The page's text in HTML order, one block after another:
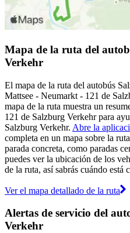
Mapa de la ruta del
Verkehr
El mapa de la ruta del autobús
Mattsee - Neumarkt - 121 de
mapa de la ruta muestra un
121 de Salzburg Verkehr para
Salzburg Verkehr. Abre la
completa en un mapa sobre la
parada concreta, como paradas
puedes ver la ubicación de los
de la ruta, así sabrás cuándo está
Ver el mapa detallado de la ruta
Alertas de servicio del
Verkehr